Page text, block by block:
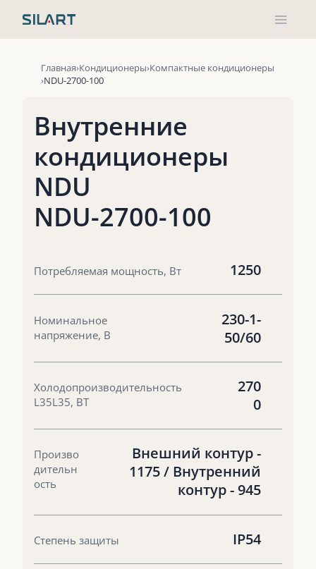
Главная Кондиционеры Компактные кондиционеры
NDU-2700-100
Внутренние
кондиционеры
NDU
NDU-2700-100
Потребляемая мощность, Вт 1250
Номинальное
напряжение, В
230-1-
50/60
Холодопроизводительность
L35L35, ВТ
270
0
Произво
дительн
ость
Внешний контур -
1175 / Внутренний
контур - 945
Степень защиты IP54